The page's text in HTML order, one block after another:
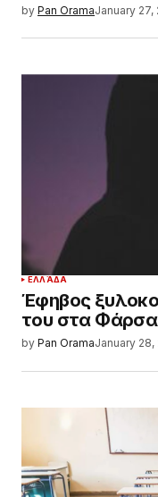
by Pan OramaJanuary 27,
ΕΛΛΆΔΑ
Έφηβος
του στα
by Pan OramaJanuary 28,